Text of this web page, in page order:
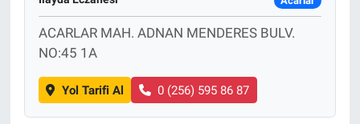
ACARLAR MAH. ADNAN MENDERES BULV.
NO:45 1A
Yol Tarifi Al 0 (256) 595 86 87